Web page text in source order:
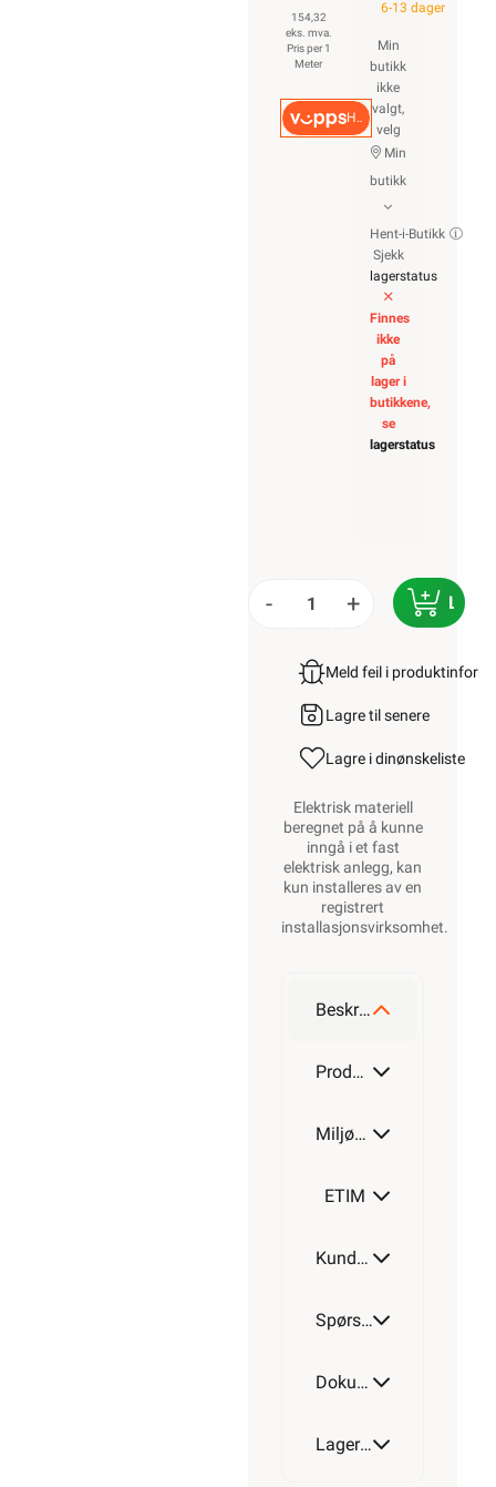
154,32
eks. mva.
Pris per 1
Meter
Hurtigkasse
6-13 dager
Min
butikk
ikke
valgt,
velg
Min
butikk
Hent-i-Butikk
Sjekk
lagerstatus
Finnes
ikke
på
lager i
butikkene,
se
lagerstatus
- +
Meld feil i
Lagre til senere
Lagre i dinønskeliste
Elektrisk materiell
beregnet på å kunne
inngå i et fast
elektrisk anlegg, kan
kun installeres av en
registrert
installasjonsvirksomhet.
Beskrivelse
Produktdetaljer
Miljøparametere
ETIM
Kundeomtale
Spørsmål og svar
Dokumentasjon
Lagerstatus